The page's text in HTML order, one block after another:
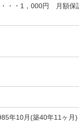
・・1，000円 月額保
年10月(築40年11ヶ月)